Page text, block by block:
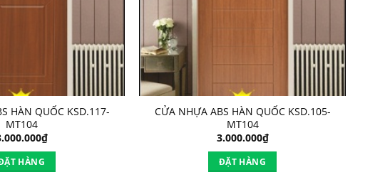
HÀN QUỐC KSD.117-
MT104
₫
HÀNG
CỬA NHỰA ABS HÀN QUỐC KSD.105-
MT104
3.000.000₫
ĐẶT HÀNG